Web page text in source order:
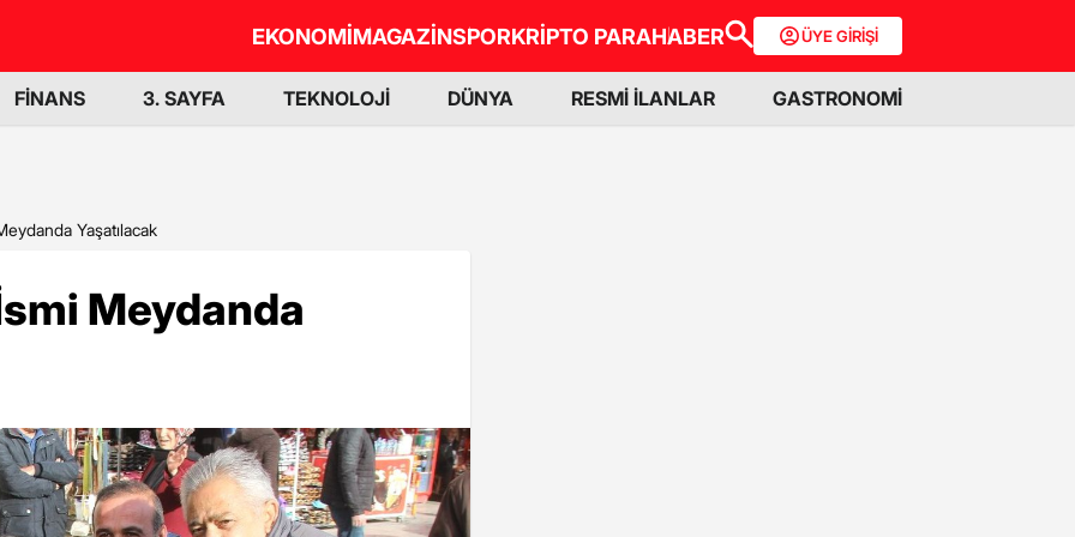
EKONOMİMAGAZİNSPORKRİPTO PARAHABER ÜYE GİRİŞİ
FİNANS 3. SAYFA TEKNOLOJİ DÜNYA RESMİ İLANLAR GASTRONOMİ
Yaşatılacak
Meydanda